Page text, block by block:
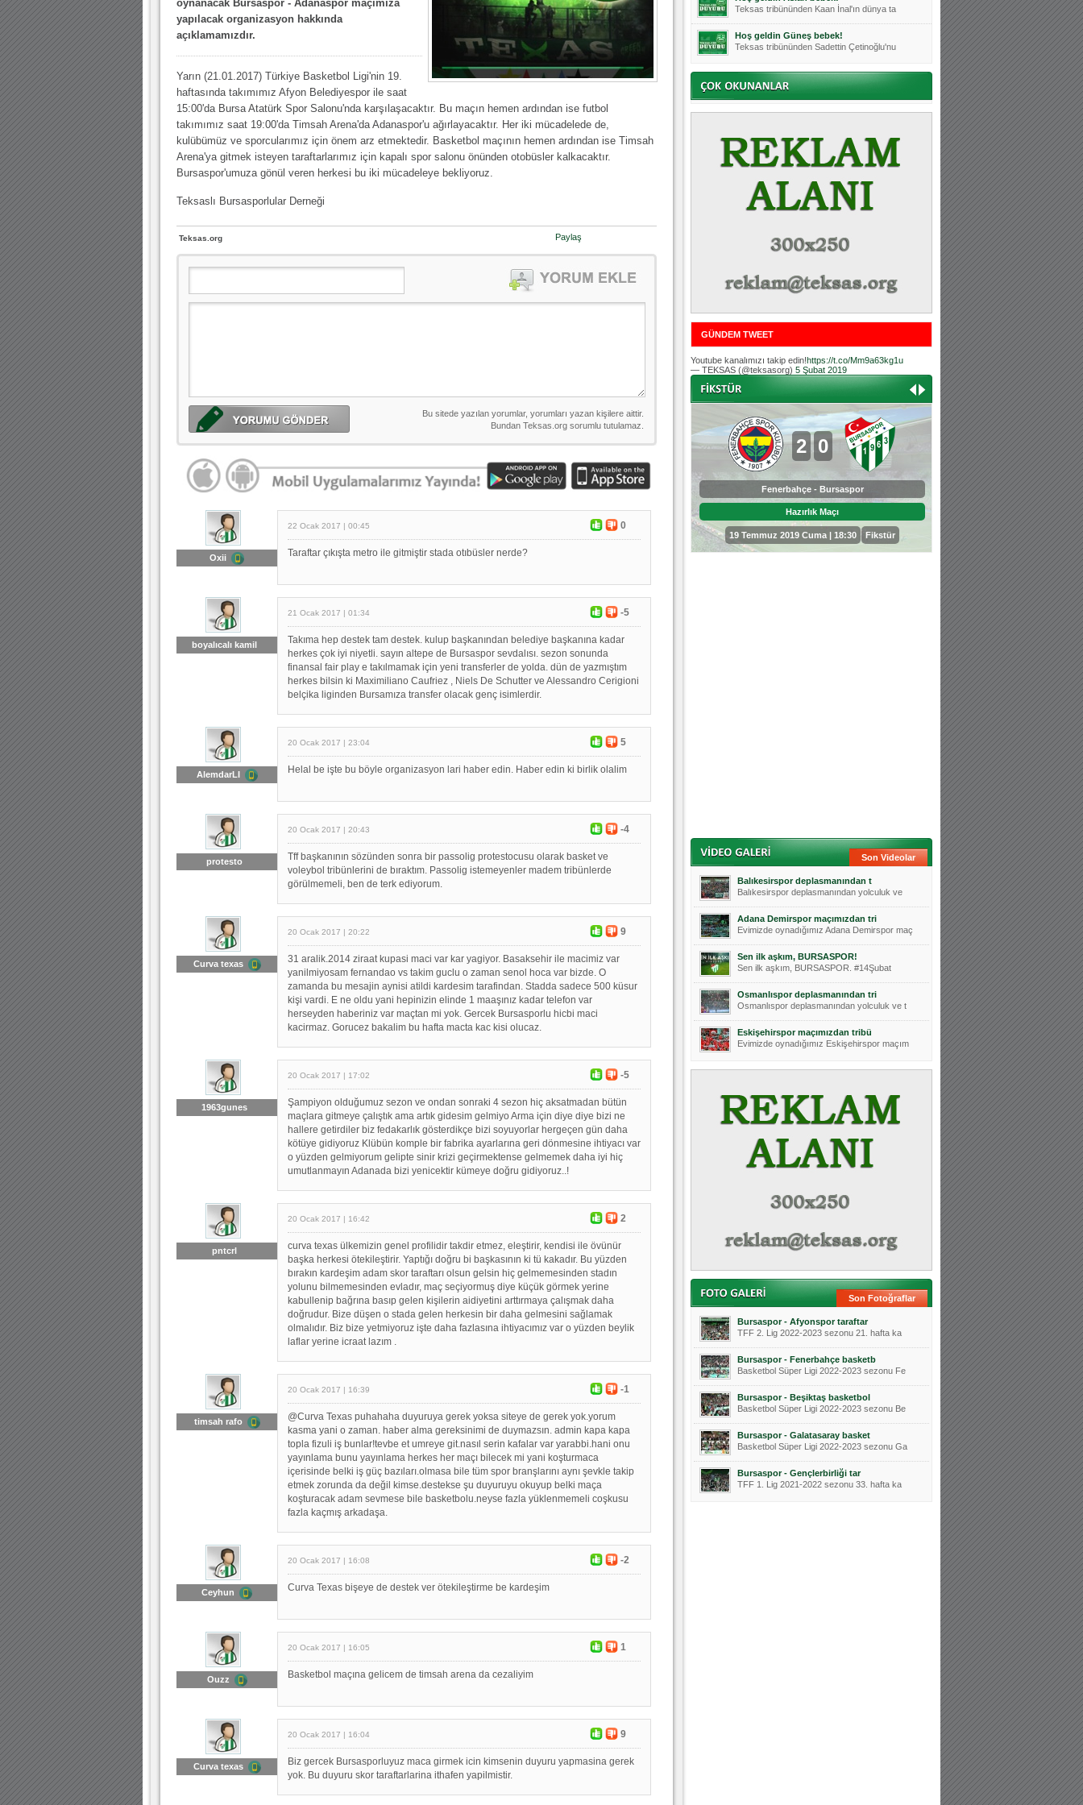
10.04.2023 14:44 |Hoş geldin Göktuğ Bebek!
30.12.2022 18:00 |Hoş geldin Kadir Kağan Bebek!
12.10.2025 17:30 | MUTLULUKLAR SİNAN SILACI
16.07.2024 14:32 | Hoş geldin Kerem Bebek!
08.01.2024 19:01 |Hoş geldin Aslan bebek!
03.01.2024 19:09 | Hoş geldin Güneş bebek!
oynanacak Bursaspor - Adanaspor maçımıza
yapılacak organizasyon hakkında
açıklamamızdır.
Yarın (21.01.2017) Türkiye Basketbol Ligi'nin 19.
haftasında takımımız Afyon Belediyespor ile saat
15:00'da Bursa Atatürk Spor Salonu'nda karşılaşacaktır. Bu maçın hemen ardından ise futbol
takımımız saat 19:00'da Timsah Arena'da Adanaspor'u ağırlayacaktır. Her iki mücadelede de,
kulübümüz ve sporcularımız için önem arz etmektedir. Basketbol maçının hemen ardından ise Timsah
Arena'ya gitmek isteyen taraftarlarımız için kapalı spor salonu önünden otobüsler kalkacaktır.
Bursaspor'umuza gönül veren herkesi bu iki mücadeleye bekliyoruz.
Teksaslı Bursasporlular Derneği
Teksas.org Paylaş
Oxii
22 Ocak 2017 | 00:45 0
Taraftar çıkışta metro ile gitmiştir stada otıbüsler nerde?
boyalıcalı kamil
21 Ocak 2017 | 01:34 -5
Takıma hep destek tam destek. kulup başkanından belediye başkanına kadar
herkes çok iyi niyetli. sayın altepe de Bursaspor sevdalısı. sezon sonunda
finansal fair play e takılmamak için yeni transferler de yolda. dün de yazmıştım
herkes bilsin ki Maximiliano Caufriez , Niels De Schutter ve Alessandro Cerigioni
belçika liginden Bursamıza transfer olacak genç isimlerdir.
AlemdarLI
20 Ocak 2017 | 23:04 5
Helal be işte bu böyle organizasyon lari haber edin. Haber edin ki birlik olalim
protesto
20 Ocak 2017 | 20:43 -4
Tff başkanının sözünden sonra bir passolig protestocusu olarak basket ve
voleybol tribünlerini de bıraktım. Passolig istemeyenler madem tribünlerde
görülmemeli, ben de terk ediyorum.
Curva texas
20 Ocak 2017 | 20:22 9
31 aralik.2014 ziraat kupasi maci var kar yagiyor. Basaksehir ile macimiz var
yanilmiyosam fernandao vs takim guclu o zaman senol hoca var bizde. O
zamanda bu mesajin aynisi atildi kardesim tarafindan. Stadda sadece 500 küsur
kişi vardi. E ne oldu yani hepinizin elinde 1 maaşınız kadar telefon var
herseyden haberiniz var maçtan mi yok. Gercek Bursasporlu hicbi maci
kacirmaz. Gorucez bakalim bu hafta macta kac kisi olucaz.
1963gunes
20 Ocak 2017 | 17:02 -5
Şampiyon olduğumuz sezon ve ondan sonraki 4 sezon hiç aksatmadan bütün
maçlara gitmeye çalıştık ama artık gidesim gelmiyo Arma için diye diye bizi ne
hallere getirdiler biz fedakarlık gösterdikçe bizi soyuyorlar hergeçen gün daha
kötüye gidiyoruz Klübün komple bir fabrika ayarlarına geri dönmesine ihtiyacı var
o yüzden gelmiyorum gelipte sinir krizi geçirmektense gelmemek daha iyi hiç
umutlanmayın Adanada bizi yenicektir kümeye doğru gidiyoruz..!
pntcrl
20 Ocak 2017 | 16:42 2
curva texas ülkemizin genel profilidir takdir etmez, eleştirir, kendisi ile övünür
başka herkesi ötekileştirir. Yaptığı doğru bi başkasının ki tü kakadır. Bu yüzden
bırakın kardeşim adam skor taraftarı olsun gelsin hiç gelmemesinden stadın
yolunu bilmemesinden evladır, maç seçiyormuş diye küçük görmek yerine
kabullenip bağrına basıp gelen kişilerin aidiyetini arttırmaya çalışmak daha
doğrudur. Bize düşen o stada gelen herkesin bir daha gelmesini sağlamak
olmalıdır. Biz bize yetmiyoruz işte daha fazlasına ihtiyacımız var o yüzden beylik
laflar yerine icraat lazım .
timsah rafo
20 Ocak 2017 | 16:39 -1
@Curva Texas puhahaha duyuruya gerek yoksa siteye de gerek yok.yorum
kasma yani o zaman. haber alma gereksinimi de duymazsın. admin kapa kapa
topla fizuli iş bunlar!tevbe et umreye git.nasıl serin kafalar var yarabbi.hani onu
yayınlama bunu yayınlama herkes her maçı bilecek mi yani koşturmaca
içerisinde belki iş güç bazıları.olmasa bile tüm spor branşlarını aynı şevkle takip
etmek zorunda da değil kimse.destekse şu duyuruyu okuyup belki maça
koşturacak adam sevmese bile basketbolu.neyse fazla yüklenmemeli coşkusu
fazla kaçmış arkadaşa.
Ceyhun
20 Ocak 2017 | 16:08 -2
Curva Texas bişeye de destek ver ötekileştirme be kardeşim
Ouzz
20 Ocak 2017 | 16:05 1
Basketbol maçına gelicem de timsah arena da cezaliyim
Curva texas
20 Ocak 2017 | 16:04 9
Biz gercek Bursasporluyuz maca girmek icin kimsenin duyuru yapmasina gerek
yok. Bu duyuru skor taraftarlarina ithafen yapilmistir.
Teksas tribününden Kaan İnal'ın dünya ta
Hoş geldin Güneş bebek!
Teksas tribününden Sadettin Çetinoğlu'nu
Mutluluklar Ceyhun Tetik
Teksas tribünlerinin sevilen isimlerinde
Bursasporumuzun önü açılsın is
Hoş geldin Alaz Bebek!
Teksas.org sistem yöneticisi, ekibimizin
Hoş geldin Göktuğ Bebek!
Teksas.org ekibimizden ve tribünlerimizi
Teksas tribünlerinden Basri İleri'nin dü
Hoş geldin Kerem Bebek!
Tribünlerimizden Mesut Ulusoy'un (Duka)
Hoş geldin Aslan bebek!
Teksas tribününden Kaan İnal'ın dünya ta
Hoş geldin Güneş bebek!
Teksas tribününden Sadettin Çetinoğlu'nu
GÜNDEM TWEET
Youtube kanalımızı takip edin!https://t.co/Mm9a63kg1u
— TEKSAS (@teksasorg) 5 Şubat 2019
- -
Bursaspor - Altınordu
1. Lig 32. Hafta
2 0
Fenerbahçe - Bursaspor
Hazırlık Maçı
19 Temmuz 2019 Cuma | 18:30 Fikstür
0 3
Bursaspor - Sepahan
Hazırlık Maçı
25 Temmuz 2019 Perşembe |
Son Videolar
Balıkesirspor deplasmanından t
Balıkesirspor deplasmanından yolculuk ve
Adana Demirspor maçımızdan tri
Evimizde oynadığımız Adana Demirspor maç
Sen ilk aşkım, BURSASPOR!
Sen ilk aşkım, BURSASPOR. #14Şubat
Osmanlıspor deplasmanından tri
Osmanlıspor deplasmanından yolculuk ve t
Eskişehirspor maçımızdan tribü
Evimizde oynadığımız Eskişehirspor maçım
Son Fotoğraflar
Bursaspor - Afyonspor taraftar
TFF 2. Lig 2022-2023 sezonu 21. hafta ka
Bursaspor - Fenerbahçe basketb
Basketbol Süper Ligi 2022-2023 sezonu Fe
Bursaspor - Beşiktaş basketbol
Basketbol Süper Ligi 2022-2023 sezonu Be
Bursaspor - Galatasaray basket
Basketbol Süper Ligi 2022-2023 sezonu Ga
Bursaspor - Gençlerbirliği tar
TFF 1. Lig 2021-2022 sezonu 33. hafta ka